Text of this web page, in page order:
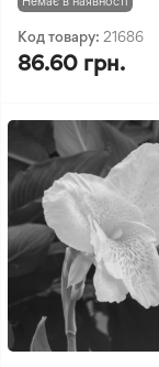
Код товару: 21686
86.60 грн.